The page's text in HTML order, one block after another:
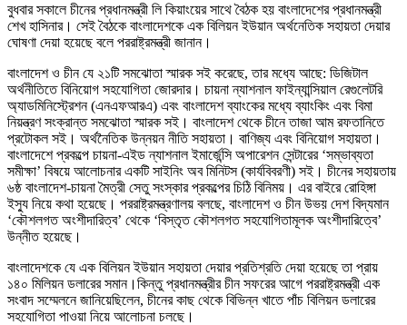
বুধবার সকালে চীনের প্রধানমন্ত্রী লি কিয়াংয়ের সাথে বৈঠক হয় বাংলাদেশের প্রধানমন্ত্রী
শেখ হাসিনার। সেই বৈঠকে বাংলাদেশকে এক বিলিয়ন ইউয়ান অর্থনেতিক সহায়তা দেয়ার
ঘোষণা দেয়া হয়েছে বলে পররাষ্ট্রমন্ত্রী জানান।
বাংলাদেশ ও চীন যে ২১টি সমঝোতা স্মারক সই করেছে, তার মধ্যে আছে: ডিজিটাল
অর্থনীতিতে বিনিয়োগ সহযোগিতা জোরদার। চায়না ন্যাশনাল ফাইন্যান্সিয়াল রেগুলেটরি
অ্যাডমিনিস্ট্রেশন (এনএফআরএ) এবং বাংলাদেশ ব্যাংকের মধ্যে ব্যাংকিং এবং বিমা
নিয়ন্ত্রণ সংক্রান্ত সমঝোতা স্মারক সই। বাংলাদেশ থেকে চীনে তাজা আম রফতানিতে
প্রটোকল সই। অর্থনৈতিক উন্নয়ন নীতি সহায়তা। বাণিজ্য এবং বিনিয়োগ সহায়তা।
বাংলাদেশে প্রকল্পে চায়না-এইড ন্যাশনাল ইমার্জেন্সি অপারেশন সেন্টারের ‘সম্ভাব্যতা
সমীক্ষা’ বিষয়ে আলোচনার একটি সাইনিং অব মিনিটস (কার্যবিবরণী) সই। চীনের সহায়তায়
৬ষ্ঠ বাংলাদেশ-চায়না মৈত্রী সেতু সংস্কার প্রকল্পের চিঠি বিনিময়। এর বাইরে রোহিঙ্গা
ইস্যু নিয়ে কথা হয়েছে। পররাষ্ট্রমন্ত্রণালয় বলছে, বাংলাদেশ ও চীন উভয় দেশ বিদ্যমান
‘কৌশলগত অংশীদারিত্ব’ থেকে ‘বিস্তৃত কৌশলগত সহযোগিতামূলক অংশীদারিত্বে’
উন্নীত হয়েছে।
বাংলাদেশকে যে এক বিলিয়ন ইউয়ান সহায়তা দেয়ার প্রতিশ্রতি দেয়া হয়েছে তা প্রায়
১৪০ মিলিয়ন ডলারের সমান।কিন্তু প্রধানমন্ত্রীর চীন সফরের আগে পররাষ্ট্রমন্ত্রী এক
সংবাদ সম্মেলনে জানিয়েছিলেন, চীনের কাছ থেকে বিভিন্ন খাতে পাঁচ বিলিয়ন ডলারের
সহযোগিতা পাওয়া নিয়ে আলোচনা চলছে।